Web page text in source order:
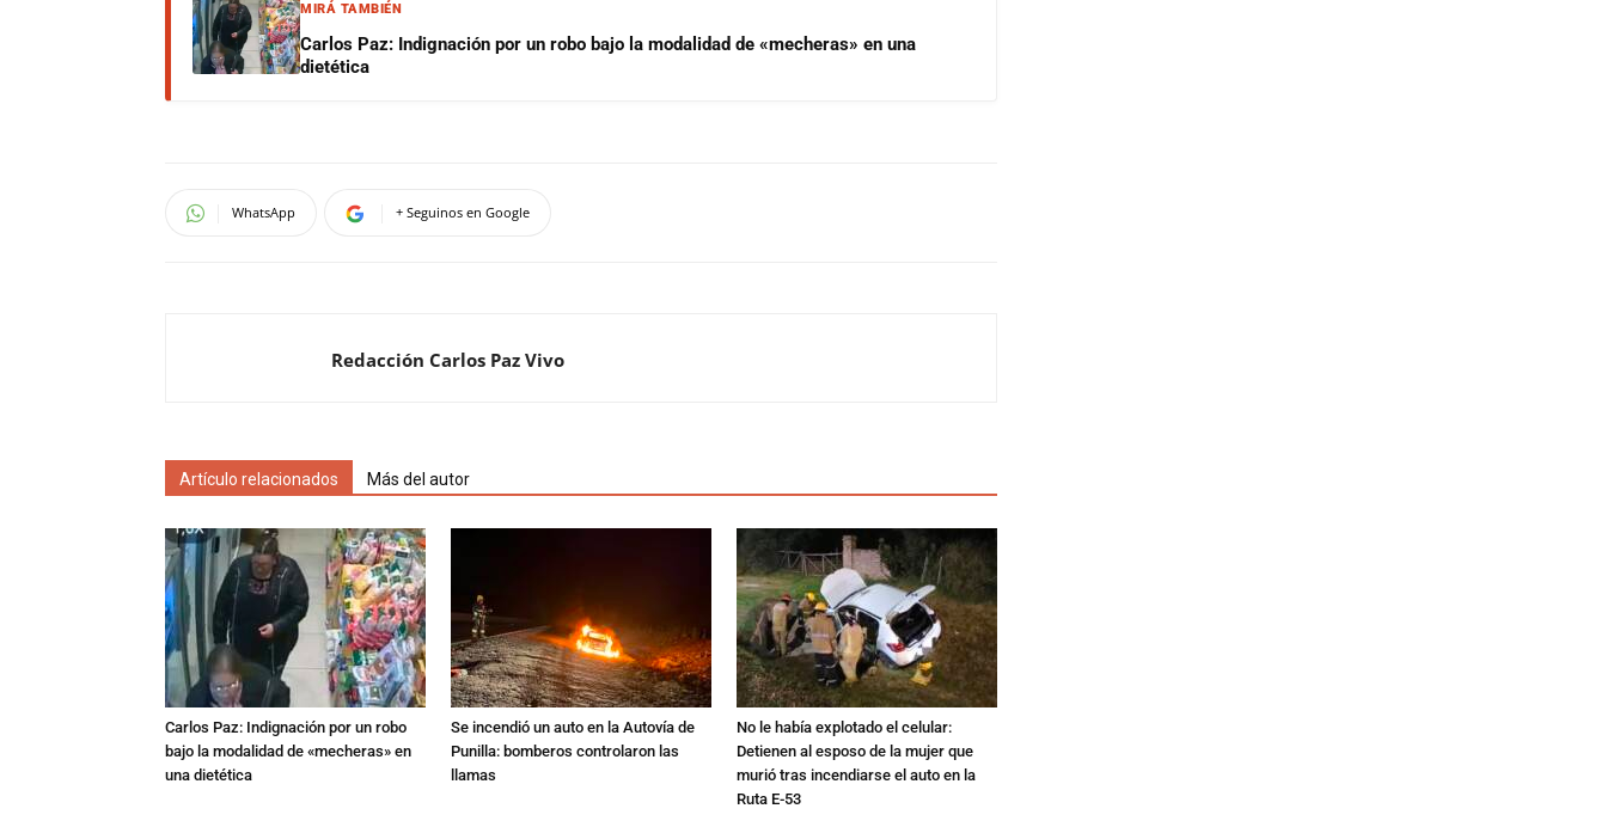
MIRÁ TAMBIÉN
Carlos Paz: Indignación por un robo bajo la modalidad de «mecheras» en una
dietética
WhatsApp + Seguinos en Google
Redacción Carlos Paz Vivo
Artículo relacionados Más del autor
Carlos Paz: Indignación por un robo
bajo la modalidad de «mecheras» en
una dietética
Se incendió un auto en la Autovía de
Punilla: bomberos controlaron las
llamas
No le había explotado el celular:
Detienen al esposo de la mujer que
murió tras incendiarse el auto en la
Ruta E-53